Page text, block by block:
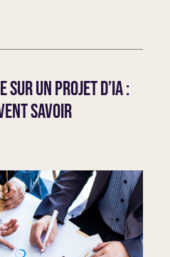
sur un projet d’IA :
savoir